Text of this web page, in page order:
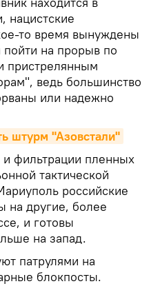
нацистские
то время вынуждены
пойти на прорыв по
пристрелянным
ведь большинство
или надежно
штурм "Азовстали"
фильтрации пленных
тактической
российские
на другие, более
и готовы
на запад.
патрулями на
блокпосты.